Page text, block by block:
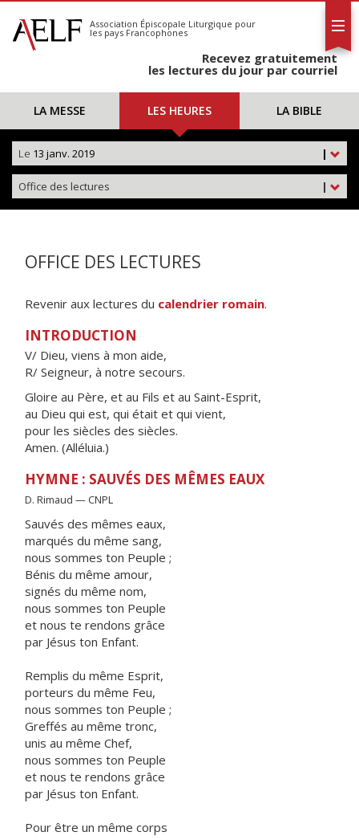
S'abonner
Calendrier
Association Épiscopale Liturgique pour
les pays Francophones
Recevez gratuitement
les lectures du jour par courriel
LA MESSE LES HEURES LA BIBLE
|
Le 13 janv. 2019
|
Office des lectures
OFFICE DES LECTURES
Revenir aux lectures du calendrier romain.
INTRODUCTION
V/ Dieu, viens à mon aide,
R/ Seigneur, à notre secours.
Gloire au Père, et au Fils et au Saint-Esprit,
au Dieu qui est, qui était et qui vient,
pour les siècles des siècles.
Amen. (Alléluia.)
HYMNE : SAUVÉS DES MÊMES EAUX
D. Rimaud — CNPL
Sauvés des mêmes eaux,
marqués du même sang,
nous sommes ton Peuple ;
Bénis du même amour,
signés du même nom,
nous sommes ton Peuple
et nous te rendons grâce
par Jésus ton Enfant.
Remplis du même Esprit,
porteurs du même Feu,
nous sommes ton Peuple ;
Greffés au même tronc,
unis au même Chef,
nous sommes ton Peuple
et nous te rendons grâce
par Jésus ton Enfant.
Pour être un même corps